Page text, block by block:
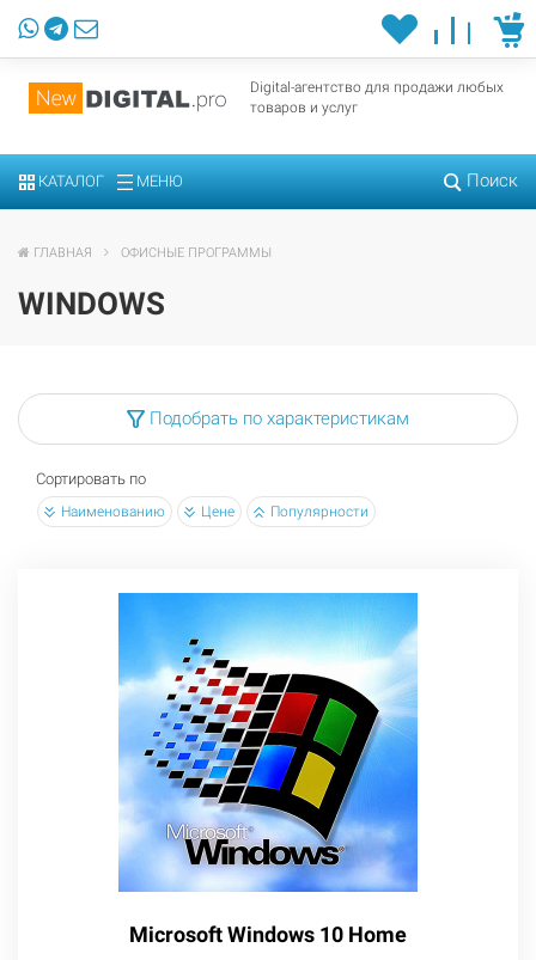
Digital-агентство для продажи любых
товаров и услуг
КАТАЛОГ МЕНЮ Поиск
ГЛАВНАЯ ОФИСНЫЕ ПРОГРАММЫ
WINDOWS
Подобрать по характеристикам
Сортировать по
Наименованию Цене Популярности
Microsoft Windows 10 Home